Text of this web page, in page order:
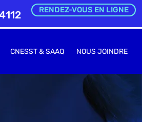
RENDEZ-VOUS EN LIGNE
CNESST & SAAQ NOUS JOINDRE